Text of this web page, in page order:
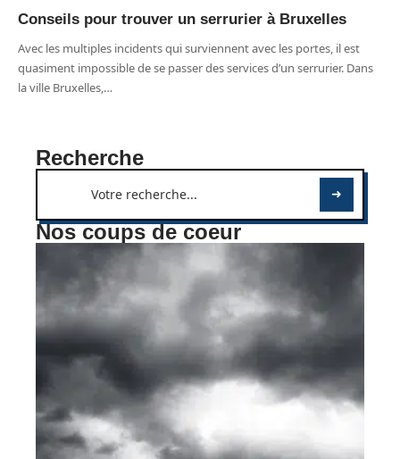
Conseils pour trouver un serrurier à Bruxelles
Avec les multiples incidents qui surviennent avec les portes, il est
quasiment impossible de se passer des services d’un serrurier. Dans
la ville Bruxelles,…
Recherche
Nos coups de coeur